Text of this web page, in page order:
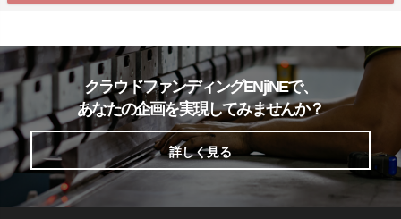
クラウドファンディングENjiNEで、
あなたの企画を実現してみませんか？
詳しく見る